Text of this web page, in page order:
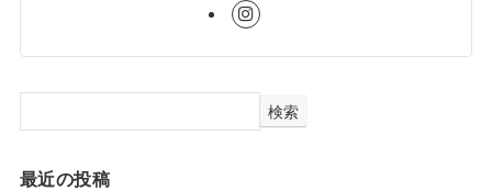
検索
最近の投稿